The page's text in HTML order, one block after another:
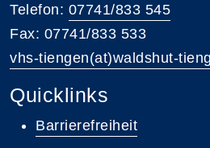
Telefon: 07741/833 545
Fax: 07741/833 533
vhs-tiengen(at)waldshut-
Quicklinks
Barrierefreiheit